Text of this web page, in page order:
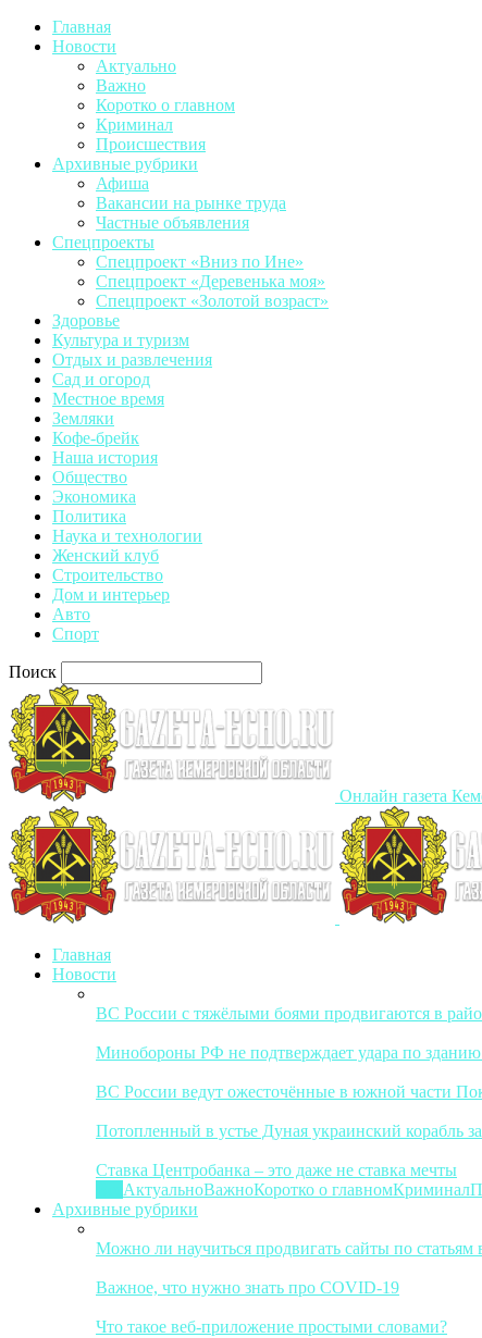
Главная
Новости
Актуально
Важно
Коротко о главном
Криминал
Происшествия
Архивные рубрики
Афиша
Вакансии на рынке труда
Частные объявления
Спецпроекты
Спецпроект «Вниз по Ине»
Спецпроект «Деревенька моя»
Спецпроект «Золотой возраст»
Здоровье
Культура и туризм
Отдых и развлечения
Сад и огород
Местное время
Земляки
Кофе-брейк
Наша история
Общество
Экономика
Политика
Наука и технологии
Женский клуб
Строительство
Дом и интерьер
Авто
Спорт
Поиск
Онлайн газета
Главная
Новости
ВС России с тяжёлыми боями продвигаются в
Минобороны РФ не подтверждает удара по
ВС России ведут ожесточённые в южной части
Потопленный в устье Дуная украинский корабль
Ставка Центробанка – это даже не ставка мечты
АктуальноВажноКоротко о главномКриминал
Архивные рубрики
Можно ли научиться продвигать сайты по статьям
Важное, что нужно знать про COVID-19
Что такое веб-приложение простыми словами?